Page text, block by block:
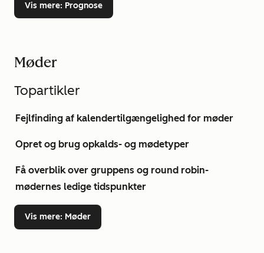
Vis mere: Prognose
Møder
Topartikler
Fejlfinding af kalendertilgængelighed for møder
Opret og brug opkalds- og mødetyper
Få overblik over gruppens og round robin-
mødernes ledige tidspunkter
Vis mere: Møder